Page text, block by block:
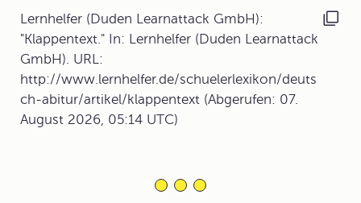
Lernhelfer (Duden Learnattack GmbH):
"Klappentext." In: Lernhelfer (Duden Learnattack
GmbH). URL:
http://www.lernhelfer.de/schuelerlexikon/deuts
ch-abitur/artikel/klappentext (Abgerufen: 07.
August 2026, 05:14 UTC)